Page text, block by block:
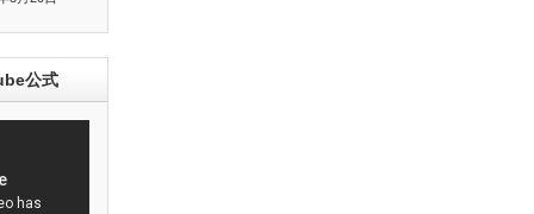
公式